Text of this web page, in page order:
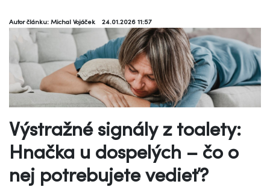
Autor článku: Michal Vojáček 24.01.2026 11:57
Výstražné signály z toalety:
Hnačka u dospelých – čo o
nej potrebujete vedieť?